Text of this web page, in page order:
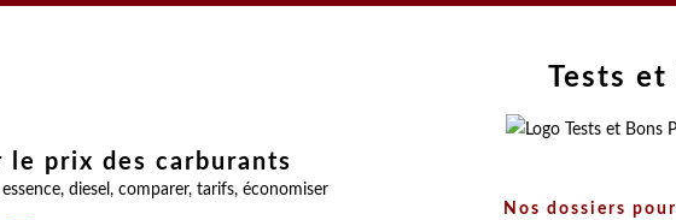
prix des carburants
essence, diesel , comparer, tarifs, économiser
Tests et
Nos dossiers